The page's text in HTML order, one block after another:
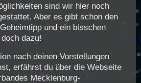
sind wir hier noch
Aber es gibt schon den
und ein bisschen
dazu!
nach deinen Vorstellungen
erfährst du über die Webseite
Mecklenburg-